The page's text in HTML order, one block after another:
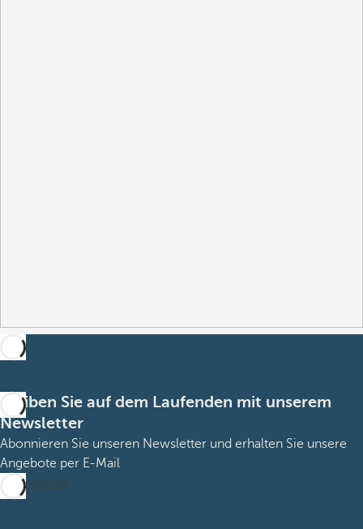
Bleiben Sie auf dem Laufenden mit unserem
Newsletter
Abonnieren Sie unseren Newsletter und erhalten Sie unsere
Angebote per E-Mail
Abonnieren